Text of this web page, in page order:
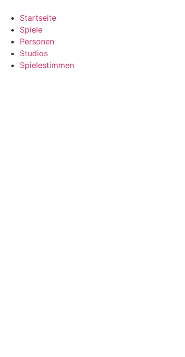
Inhalt
springen
Startseite
Spiele
Personen
Studios
Spielestimmen